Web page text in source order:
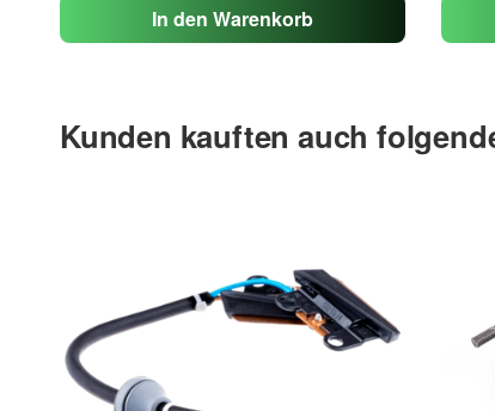
In den Warenkorb
Kunden kauften auch